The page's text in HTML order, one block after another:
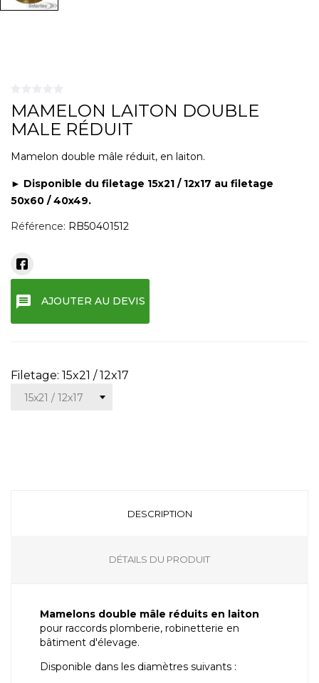
MAMELON LAITON DOUBLE
MALE RÉDUIT
Mamelon double mâle réduit, en laiton.
► Disponible du filetage 15x21 / 12x17 au filetage
50x60 / 40x49.
Référence: RB50401512
message AJOUTER AU DEVIS
Filetage: 15x21 / 12x17
DESCRIPTION
DÉTAILS DU PRODUIT
Mamelons double mâle réduits en laiton
pour raccords plomberie, robinetterie en
bâtiment d'élevage.
Disponible dans les diamètres suivants :